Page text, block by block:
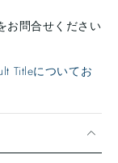
お問合せください
Titleについてお